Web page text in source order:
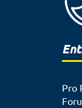
Pro